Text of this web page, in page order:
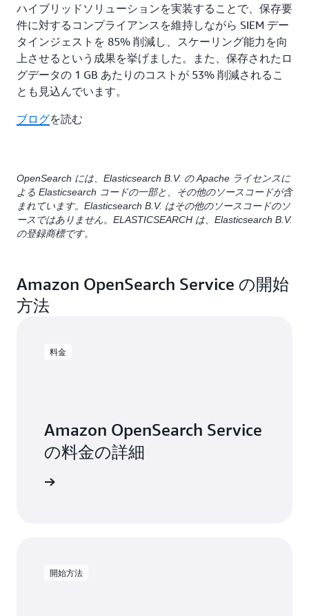
ハイブリッドソリューションを実装することで、保存要
件に対するコンプライアンスを維持しながら SIEM デー
タインジェストを 85% 削減し、スケーリング能力を向
上させるという成果を挙げました。また、保存されたロ
グデータの 1 GB あたりのコストが 53% 削減されるこ
とも見込んでいます。
ブログを読む
OpenSearch には、Elasticsearch B.V. の Apache ライセンスに
よる Elasticsearch コードの一部と、その他のソースコードが含
まれています。Elasticsearch B.V. はその他のソースコードのソ
ースではありません。ELASTICSEARCH は、Elasticsearch B.V.
の登録商標です。
Amazon OpenSearch Service の開始
方法
料金
Amazon OpenSearch Service
の料金の詳細
開始方法